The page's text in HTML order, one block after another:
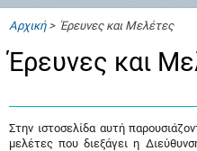
Αρχική> Έρευνες και Μελέτες
Έρευνες και
Στην ιστοσελίδα αυτή
μελέτες που διεξάγει η